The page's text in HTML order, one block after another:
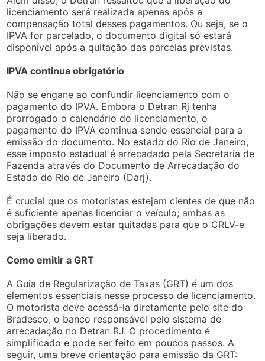
licenciamento será realizada apenas após a
compensação total desses pagamentos. Ou seja, se o
IPVA for parcelado, o documento digital só estará
disponível após a quitação das parcelas previstas.
IPVA continua obrigatório
Não se engane ao confundir licenciamento com o
pagamento do IPVA. Embora o Detran Rj tenha
prorrogado o calendário do licenciamento, o
pagamento do IPVA continua sendo essencial para a
emissão do documento. No estado do Rio de Janeiro,
esse imposto estadual é arrecadado pela Secretaria de
Fazenda através do Documento de Arrecadação do
Estado do Rio de Janeiro (Darj).
É crucial que os motoristas estejam cientes de que não
é suficiente apenas licenciar o veículo; ambas as
obrigações devem estar quitadas para que o CRLV-e
seja liberado.
Como emitir a GRT
A Guia de Regularização de Taxas (GRT) é um dos
elementos essenciais nesse processo de licenciamento.
O motorista deve acessá-la diretamente pelo site do
Bradesco, o banco responsável pelo sistema de
arrecadação no Detran RJ. O procedimento é
simplificado e pode ser feito em poucos passos. A
seguir, uma breve orientação para emissão da GRT: